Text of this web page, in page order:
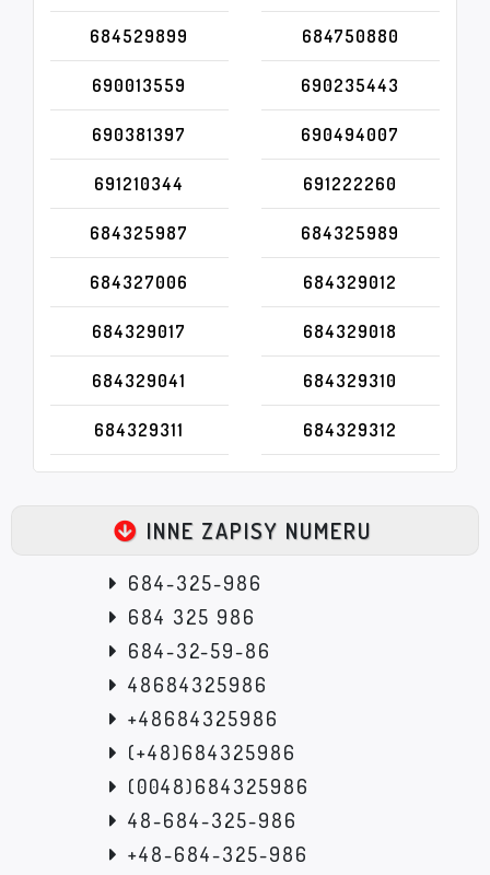
684529899 684750880
690013559 690235443
690381397 690494007
691210344 691222260
684325987 684325989
684327006 684329012
684329017 684329018
684329041 684329310
684329311 684329312
INNE ZAPISY NUMERU
684-325-986
684 325 986
684-32-59-86
48684325986
+48684325986
(+48)684325986
(0048)684325986
48-684-325-986
+48-684-325-986